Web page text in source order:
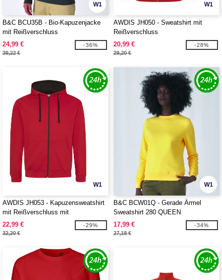
W1
B&C BCU35B - Bio-Kapuzenjacke
mit Reißverschluss
24,99 €
39,22 €
-36%
W1
AWDIS JH050 - Sweatshirt mit
Reißverschluss
20,99 €
29,20 €
-28%
W1
AWDIS JH053 - Kapuzensweatshirt
mit Reißverschluss mit
Farbkontrasten
22,99 €
32,20 €
-29%
W1
B&C BCW01Q - Gerade Ärmel
Sweatshirt 280 QUEEN
17,99 €
27,18 €
-34%